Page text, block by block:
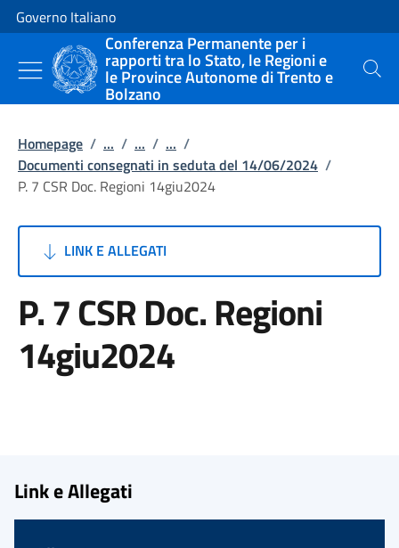
Vai al contenuto
Vai alla navigazione del sito
Governo Italiano
Conferenza Permanente per i
rapporti tra lo Stato, le Regioni e
le Province Autonome di Trento e
Bolzano
Cerca
Homepage / ... / ... / ... /
Documenti consegnati in seduta del 14/06/2024 /
P. 7 CSR Doc. Regioni 14giu2024
LINK E ALLEGATI
P. 7 CSR Doc. Regioni
14giu2024
Link e Allegati